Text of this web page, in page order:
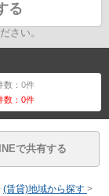
る
さい。
数：0件
数：0件
で共有する
(賃貸)地域から探す >